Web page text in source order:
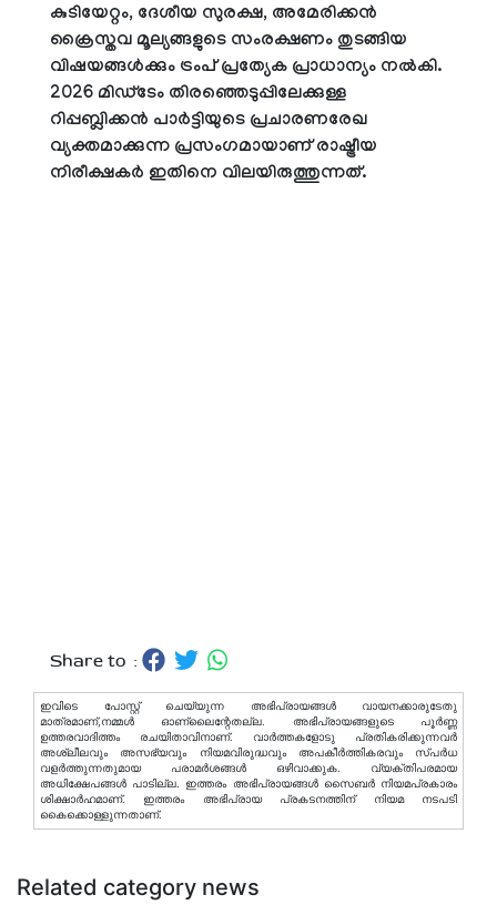
കുടിയേറ്റം, ദേശീയ സുരക്ഷ, അമേരിക്കന്‍
ക്രൈസ്തവ മൂല്യങ്ങളുടെ സംരക്ഷണം തുടങ്ങിയ
വിഷയങ്ങള്‍ക്കും ട്രംപ് പ്രത്യേക പ്രാധാന്യം നല്‍കി.
2026 മിഡ്ടേം തിരഞ്ഞെടുപ്പിലേക്കുള്ള
റിപ്പബ്ലിക്കന്‍ പാര്‍ട്ടിയുടെ പ്രചാരണരേഖ
വ്യക്തമാക്കുന്ന പ്രസംഗമായാണ് രാഷ്ട്രീയ
നിരീക്ഷകര്‍ ഇതിനെ വിലയിരുത്തുന്നത്.
Share to :
ഇവിടെ പോസ്റ്റ് ചെയ്യുന്ന അഭിപ്രായങ്ങള്‍ വായനക്കാരുടേതു
മാത്രമാണ്,നമ്മൾ ഓണ്ലൈന്റേതല്ല. അഭിപ്രായങ്ങളുടെ പൂർണ്ണ
ഉത്തരവാദിത്തം രചയിതാവിനാണ്. വാര്‍ത്തകളോടു പ്രതികരിക്കുന്നവര്‍
അശ്ലീലവും അസഭ്യവും നിയമവിരുദ്ധവും അപകീര്‍ത്തികരവും സ്പര്‍ധ
വളര്‍ത്തുന്നതുമായ പരാമര്‍ശങ്ങള്‍ ഒഴിവാക്കുക. വ്യക്തിപരമായ
അധിക്ഷേപങ്ങള്‍ പാടില്ല. ഇത്തരം അഭിപ്രായങ്ങള്‍ സൈബര്‍ നിയമപ്രകാരം
ശിക്ഷാര്‍ഹമാണ്. ഇത്തരം അഭിപ്രായ പ്രകടനത്തിന് നിയമ നടപടി
കൈക്കൊള്ളുന്നതാണ്.
Related category news